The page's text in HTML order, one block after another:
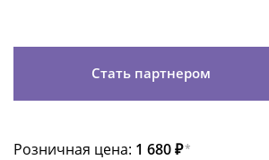
Стать партнером
Розничная цена: 1 680 ₽*